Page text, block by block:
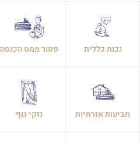
נכות כללית פטור ממס הכנסה
תביעות אזרחיות נזקי גוף